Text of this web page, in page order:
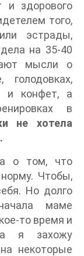
и здорового
того,
эстрады,
на 35-40
мысли о
и конфет, а
в
не хотела
о том, что
Чтобы,
Но долго
маме
то время и
я захожу
некоторые